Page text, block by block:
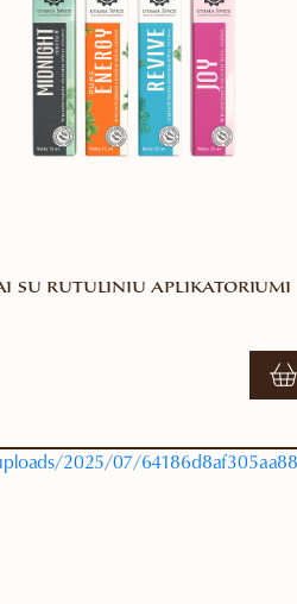
su rutuliniu aplikatoriumi